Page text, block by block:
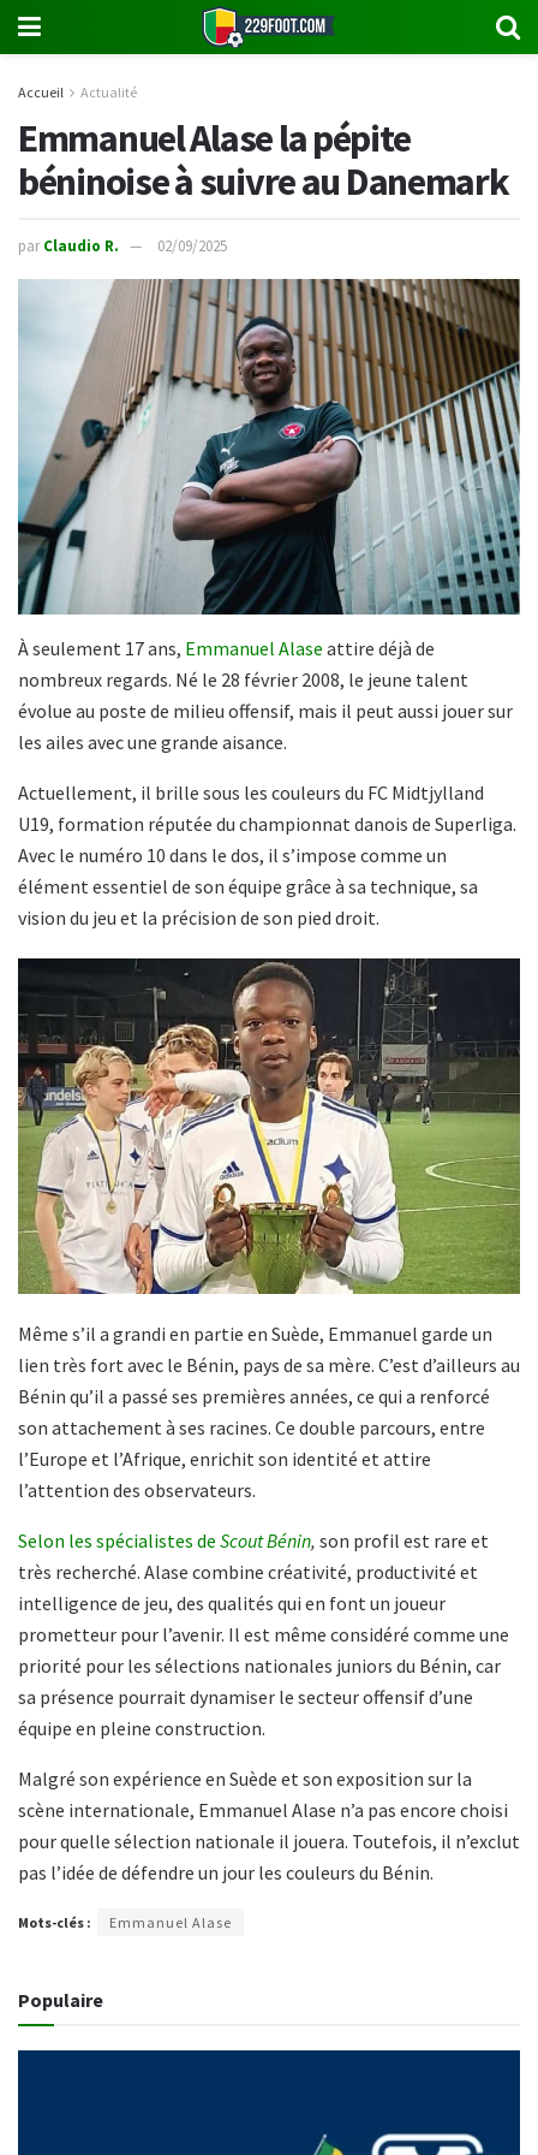
Accueil Actualité
Emmanuel Alase la pépite
béninoise à suivre au Danemark
par Claudio R. 02/09/2025
À seulement 17 ans, Emmanuel Alase attire déjà de
nombreux regards. Né le 28 février 2008, le jeune talent
évolue au poste de milieu offensif, mais il peut aussi jouer sur
les ailes avec une grande aisance.
Actuellement, il brille sous les couleurs du FC Midtjylland
U19, formation réputée du championnat danois de Superliga.
Avec le numéro 10 dans le dos, il s’impose comme un
élément essentiel de son équipe grâce à sa technique, sa
vision du jeu et la précision de son pied droit.
Même s’il a grandi en partie en Suède, Emmanuel garde un
lien très fort avec le Bénin, pays de sa mère. C’est d’ailleurs au
Bénin qu’il a passé ses premières années, ce qui a renforcé
son attachement à ses racines. Ce double parcours, entre
l’Europe et l’Afrique, enrichit son identité et attire
l’attention des observateurs.
Selon les spécialistes de Scout Bénin, son profil est rare et
très recherché. Alase combine créativité, productivité et
intelligence de jeu, des qualités qui en font un joueur
prometteur pour l’avenir. Il est même considéré comme une
priorité pour les sélections nationales juniors du Bénin, car
sa présence pourrait dynamiser le secteur offensif d’une
équipe en pleine construction.
Malgré son expérience en Suède et son exposition sur la
scène internationale, Emmanuel Alase n’a pas encore choisi
pour quelle sélection nationale il jouera. Toutefois, il n’exclut
pas l’idée de défendre un jour les couleurs du Bénin.
Mots-clés : Emmanuel Alase
Populaire